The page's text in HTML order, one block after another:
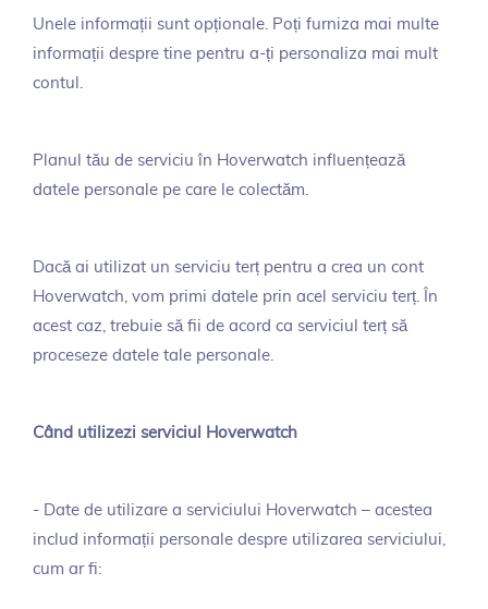
Unele informații sunt opționale. Poți furniza mai multe
informații despre tine pentru a-ți personaliza mai mult
contul.
Planul tău de serviciu în Hoverwatch influențează
datele personale pe care le colectăm.
Dacă ai utilizat un serviciu terț pentru a crea un cont
Hoverwatch, vom primi datele prin acel serviciu terț. În
acest caz, trebuie să fii de acord ca serviciul terț să
proceseze datele tale personale.
Când utilizezi serviciul Hoverwatch
- Date de utilizare a serviciului Hoverwatch – acestea
includ informații personale despre utilizarea serviciului,
cum ar fi: